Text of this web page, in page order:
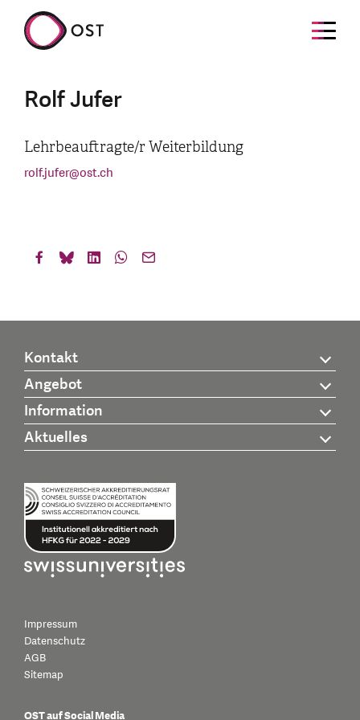
Rolf Jufer
Lehrbeauftragte/r Weiterbildung
rolf.jufer@ost.ch
Kontakt
Angebot
Information
Aktuelles
Impressum
Datenschutz
AGB
Sitemap
OST auf Social Media